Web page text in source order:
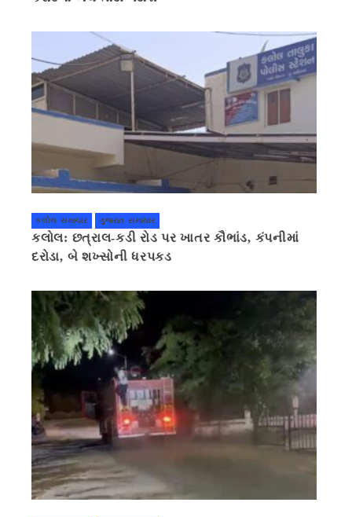
કલોલ સમાચાર ગુજરાત સમાચાર
કલોલ: છત્રાલ-કડી રોડ પર ખાતર કૌભાંડ, કંપનીમાં
દરોડા, બે શખ્સોની ધરપકડ